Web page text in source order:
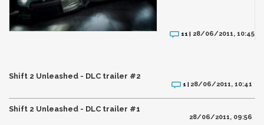
11 | 28/06/2011, 10:45
Shift 2 Unleashed - DLC trailer #2
1 | 28/06/2011, 10:41
Shift 2 Unleashed - DLC trailer #1
28/06/2011, 09:56